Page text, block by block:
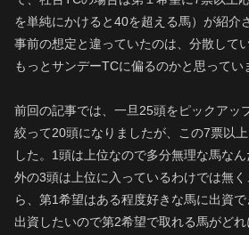
を単純にかけると40を超える馬）が紹介
事前の想定と違っていたのは、分散して
もっとサンデーTCに偏るのかと思ってい
前回の記事では、一旦25頭をピックアッ
絞って20頭になりましたが、この7票以
した。1頭は上位なので多分無理な馬な
外の3頭は上位に入っているわけでは無
ら、第1希望はある程度好きな馬に出資
出資したいので第2希望で取れる馬がど